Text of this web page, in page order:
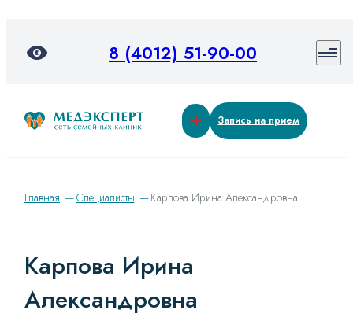
8 (4012) 51-90-00
Запись на прием
Главная Специалисты Карпова Ирина Александровна
Карпова Ирина
Александровна